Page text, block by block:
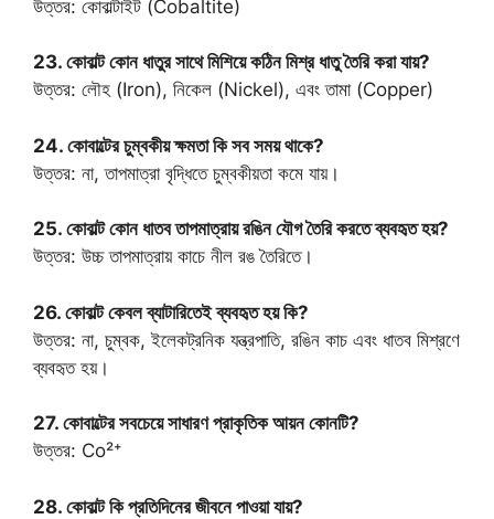
উত্তর: কোবাল্টাইট (Cobaltite)
23. কোবাল্ট কোন ধাতুর সাথে মিশিয়ে কঠিন মিশ্র ধাতু তৈরি করা যায়?
উত্তর: লৌহ (Iron), নিকেল (Nickel), এবং তামা (Copper)
24. কোবাল্টের চুম্বকীয় ক্ষমতা কি সব সময় থাকে?
উত্তর: না, তাপমাত্রা বৃদ্ধিতে চুম্বকীয়তা কমে যায়।
25. কোবাল্ট কোন ধাতব তাপমাত্রায় রঙিন যৌগ তৈরি করতে ব্যবহৃত হয়?
উত্তর: উচ্চ তাপমাত্রায় কাচে নীল রঙ তৈরিতে।
26. কোবাল্ট কেবল ব্যাটারিতেই ব্যবহৃত হয় কি?
উত্তর: না, চুম্বক, ইলেকট্রনিক যন্ত্রপাতি, রঙিন কাচ এবং ধাতব মিশ্রণে
ব্যবহৃত হয়।
27. কোবাল্টের সবচেয়ে সাধারণ প্রাকৃতিক আয়ন কোনটি?
উত্তর: Co²⁺
28. কোবাল্ট কি প্রতিদিনের জীবনে পাওয়া যায়?